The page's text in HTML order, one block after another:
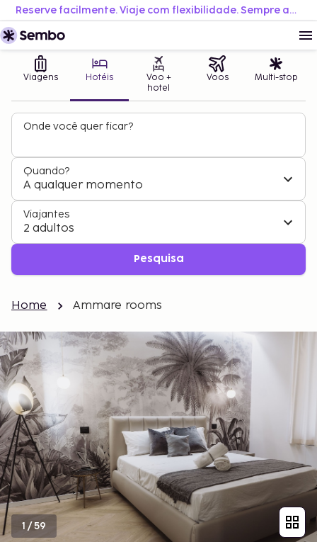
Reserve facilmente. Viaje com flexibilidade. Sempre ao melhor preço.
Viagens Hotéis
Voo +
hotel
Voos Multi-stop
Onde você quer ficar?
Quando?
A qualquer momento
Viajantes
2 adultos
Pesquisa
Home Ammare rooms
1 /59